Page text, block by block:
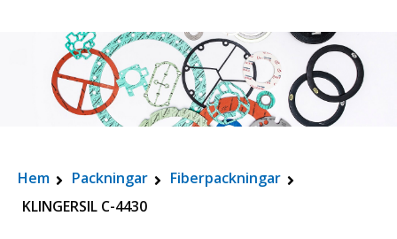
Hem Packningar
Fiberpackningar
KLINGERSIL C-4430